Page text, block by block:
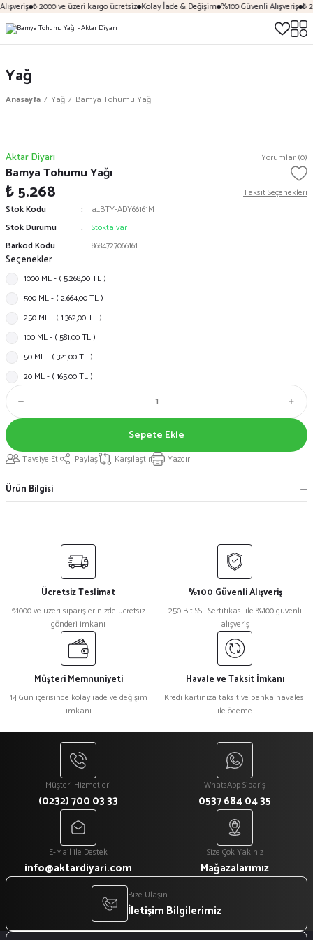
₺ 2000 ve üzeri kargo ücretsiz Kolay İade & Değişim %100 Güvenli Alışveriş ₺
Yağ
Anasayfa Yağ Bamya Tohumu Yağı
Aktar Diyarı Yorumlar (0)
Bamya Tohumu Yağı
₺ 5.268
Taksit Seçenekleri
Stok Kodu
a_BTY-ADY66161M
Stok Durumu
Stokta var
Barkod Kodu
8684727066161
Seçenekler
1000 ML - ( 5.268,00 TL )
500 ML - ( 2.664,00 TL )
250 ML - ( 1.362,00 TL )
100 ML - ( 581,00 TL )
50 ML - ( 321,00 TL )
20 ML - ( 165,00 TL )
Sepete Ekle
Tavsiye Et Paylaş Karşılaştır Yazdır
Ürün Bilgisi
Ücretsiz Teslimat
₺1000 ve üzeri siparişlerinizde ücretsiz
gönderi imkanı
%100 Güvenli Alışveriş
250 Bit SSL Sertifikası ile %100 güvenli
alışveriş
Müşteri Memnuniyeti
14 Gün içerisinde kolay iade ve değişim
imkanı
Havale ve Taksit İmkanı
Kredi kartınıza taksit ve banka havalesi
ile ödeme
Müşteri Hizmetleri
(0232) 700 03 33
WhatsApp Sipariş
0537 684 04 35
E-Mail ile Destek
info@aktardiyari.com
Size Çok Yakınız
Mağazalarımız
Bize Ulaşın
İletişim Bilgilerimiz